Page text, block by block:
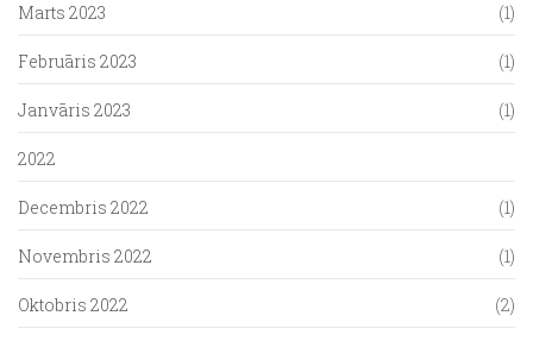
Marts 2023 (1)
Februāris 2023 (1)
Janvāris 2023 (1)
2022
Decembris 2022 (1)
Novembris 2022 (1)
Oktobris 2022 (2)